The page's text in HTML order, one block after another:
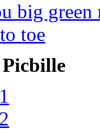
big green
toe